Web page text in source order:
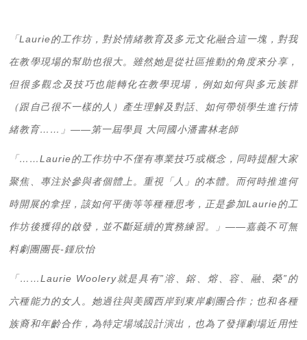
「Laurie的工作坊，對於情緒教育及多元文化融合這一塊，對我
在教學現場的幫助也很大。雖然她是從社區推動的角度來分享，
但很多觀念及技巧也能轉化在教學現場，例如如何與多元族群
（跟自己很不一樣的人）產生理解及對話、如何帶領學生進行情
緒教育……」——第一屆學員 大同國小潘書林老師
「……Laurie的工作坊中不僅有專業技巧或概念，同時提醒大家
聚焦、專注於參與者個體上。重視「人」的本體。而何時推進何
時開展的拿捏，該如何平衡等等種種思考，正是參加Laurie的工
作坊後獲得的啟發，並不斷延續的實務練習。」——嘉義不可無
料劇團團長-鍾欣怡
「……Laurie Woolery就是具有”溶、鎔、熔、容、融、榮”的
六種能力的女人。她過往與美國西岸到東岸劇團合作；也和各種
族裔和年齡合作，為特定場域設計演出，也為了發揮劇場近用性